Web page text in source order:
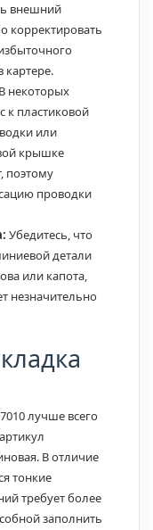
внешний
корректировать
картере.
В некоторых
к пластиковой
или
крышке
поэтому
проводки
Убедитесь, что
детали
или капота,
незначительно
лучше всего
В отличие
тонкие
требует более
заполнить